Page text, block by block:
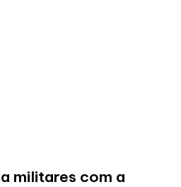
militares com a